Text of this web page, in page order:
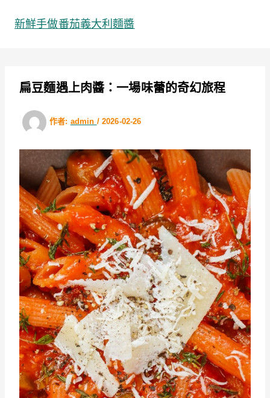
新鮮手做番茄義大利麵醬
扁豆麵遇上肉醬：一場味蕾的奇幻旅程
作者: admin / 2026-02-26